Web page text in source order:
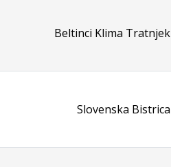
Beltinci Klima Tratnjek
Slovenska Bistrica